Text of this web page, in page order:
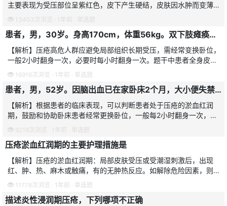
主要表现为受压部位呈紫红色，皮下产生硬结，皮肤因水肿而变薄有
水疱形成，且极易破溃。故本题选C。 【避错】本题易错选A，淤血
13403次浏览 · 1年前 · 单选题
患者，男，30岁。身高170cm，体重56kg。双下肢瘫痪，护士于6时40分为其翻身，检查见全身皮肤状况良好。该患者下一次翻身时间是
【解析】压疮高危人群应避免局部组织长期受压，需经常变换卧位，
一般2小时翻身一次，必要时每小时翻身一次。题干中患者全身皮肤
状况良好，可2小时翻身一次，故下一次翻身时间是8时40分。故本
题选A。【避错】本
16916次浏览 · 1年前 · 单选题
患者，男，52岁。因脑出血已在家卧床2个月，大小便失禁，不能自行翻身，近日骶尾部皮肤出现红肿，压之不褪色。为预防患者发生其他并发症，应着重指导家属学会的护理技术是
【解析】根据患者的临床表现，可以判断患者处于压疮的淤血红润
期，鼓励和协助卧床患者经常更换卧位，一般每2小时翻身一次，必
要时可将间隔时间缩短。翻身时应抬起病人，注意避免拖、拉、推等
动作。因此，应着重指导
9218次浏览 · 1年前 · 单选题
压疮淤血红润期的主要护理措施是
【解析】压疮的淤血红润期：局部皮肤受压或受潮湿刺激后，出现
红、肿、热、麻木或触痛，有的无肿热反应。如解除危险因素，则皮
肤将好转。此期的护理重点是：防止局部继续受压，避免摩擦、潮湿
等刺激，保持局部干燥，
11778次浏览 · 1年前 · 单选题
描述炎性浸润期压疮，下列哪项不正确